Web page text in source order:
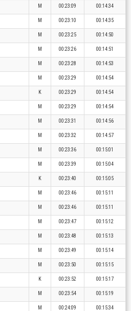
M 00:23:09 00:14:34
M 00:23:10 00:14:35
M 00:23:25 00:14:50
M 00:23:26 00:14:51
M 00:23:28 00:14:53
M 00:23:29 00:14:54
K 00:23:29 00:14:54
M 00:23:29 00:14:54
M 00:23:31 00:14:56
M 00:23:32 00:14:57
M 00:23:36 00:15:01
M 00:23:39 00:15:04
K 00:23:40 00:15:05
M 00:23:46 00:15:11
M 00:23:46 00:15:11
M 00:23:47 00:15:12
M 00:23:48 00:15:13
M 00:23:49 00:15:14
M 00:23:50 00:15:15
K 00:23:52 00:15:17
M 00:23:54 00:15:19
M 00:24:09 00:15:34